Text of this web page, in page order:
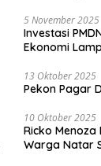
5 November 2025
Investasi
Ekonomi
13 Oktober 2025
Pekon Pagar
10 Oktober 2025
Ricko
Warga Natar